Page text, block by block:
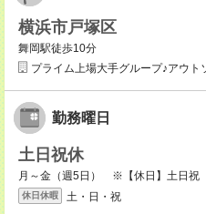
横浜市戸塚区
舞岡駅徒歩10分
プライム上場大手グループ♪アウト
勤務曜日
土日祝休
月～金（週5日） ※【休日】土日祝
休日休暇 土・日・祝